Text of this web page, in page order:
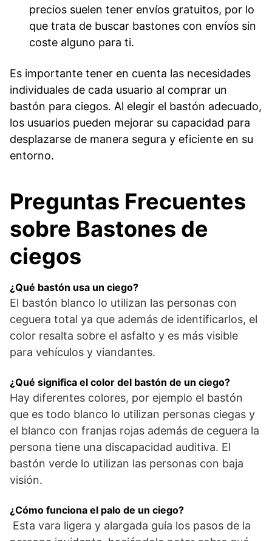
precios suelen tener envíos gratuitos, por lo
que trata de buscar bastones con envíos sin
coste alguno para ti.
Es importante tener en cuenta las necesidades
individuales de cada usuario al comprar un
bastón para ciegos. Al elegir el bastón adecuado,
los usuarios pueden mejorar su capacidad para
desplazarse de manera segura y eficiente en su
entorno.
Preguntas Frecuentes
sobre Bastones de
ciegos
¿Qué bastón usa un ciego?
El bastón blanco lo utilizan las personas con
ceguera total ya que además de identificarlos, el
color resalta sobre el asfalto y es más visible
para vehículos y viandantes.
¿Qué significa el color del bastón de un ciego?
Hay diferentes colores, por ejemplo el bastón
que es todo blanco lo utilizan personas ciegas y
el blanco con franjas rojas además de ceguera la
persona tiene una discapacidad auditiva. El
bastón verde lo utilizan las personas con baja
visión.
¿Cómo funciona el palo de un ciego?
Esta vara ligera y alargada guía los pasos de la